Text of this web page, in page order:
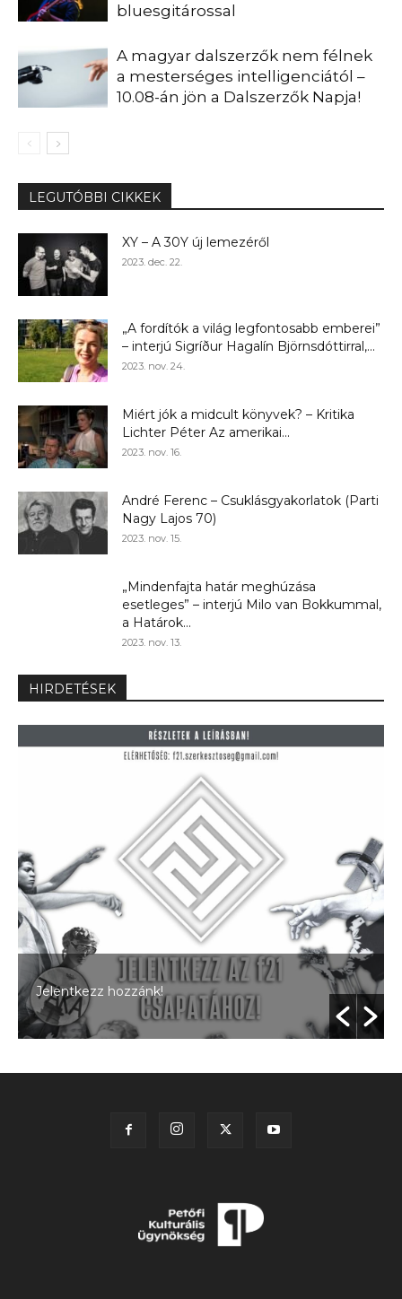
bluesgitárossal
A magyar dalszerzők nem félnek
a mesterséges intelligenciától –
10.08-án jön a Dalszerzők Napja!
LEGUTÓBBI CIKKEK
XY – A 30Y új lemezéről
2023. dec. 22.
„A fordítók a világ legfontosabb emberei”
– interjú Sigríður Hagalín Björnsdóttirral,...
2023. nov. 24.
Miért jók a midcult könyvek? – Kritika
Lichter Péter Az amerikai...
2023. nov. 16.
André Ferenc – Csuklásgyakorlatok (Parti
Nagy Lajos 70)
2023. nov. 15.
„Mindenfajta határ meghúzása
esetleges” – interjú Milo van Bokkummal,
a Határok...
2023. nov. 13.
HIRDETÉSEK
Jelentkezz hozzánk!